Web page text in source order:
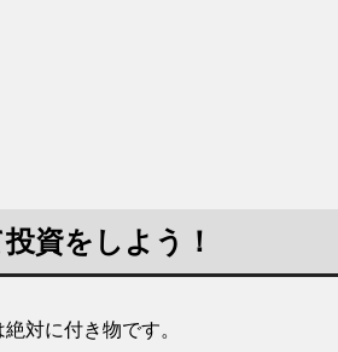
資をしよう！
対に付き物です。